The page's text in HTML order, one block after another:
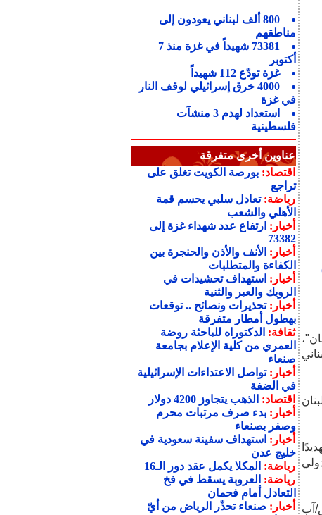
آب
800 ألف لبناني يعودون إلى
مناطقهم
73381 شهيداً في غزة منذ 7
أكتوبر
غزة تودّع 112 شهيداً
4000 خرق إسرائيلي لوقف النار
في غزة
استعداد لهدم 3 منشآت
فلسطينية
عناوين أخرى متفرقة
اقتصاد:بورصة الكويت تغلق على
تراجع
رياضة:تعادل سلبي يحسم قمة
الأهلي والشعب
أخبار: ارتفاع عدد شهداء غزة إلى
73382
أخبار: الأنف والأذن والحنجرة بين
الكفاءة والمتطلبات
أخبار: استهداف تحشيدات في
الرويك والعبر والثنية
أخبار:تحذيرات ونصائح .. توقعات
بهطول أمطار متفرقة
ثقافة: الدكتوراه للباحثة روضة
العمري من كلية الإعلام بجامعة
صنعاء
أخبار:تواصل الاعتداءات الإسرائيلية
في الضفة
اقتصاد: الذهب يتجاوز 4200 دولار
أخبار:بدء صرف مرتبات محرم
وصفر بصنعاء
أخبار: استهداف سفينة سعودية في
خليج عدن
رياضة: المكلا يكمل عقد دور الـ16
رياضة: العروبة يسقط في فخ
التعادل أمام فحمان
أخبار: صنعاء تحذّر الرياض من أيّ